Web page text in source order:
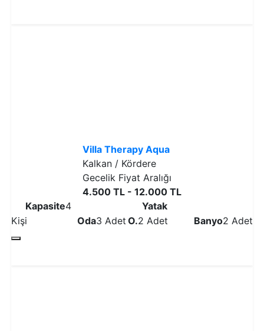
Villa Therapy Aqua
Kalkan / Kördere
Gecelik Fiyat Aralığı
4.500 TL - 12.000 TL
Kapasite4
Kişi
Oda3 Adet
Yatak
O.2 Adet Banyo2 Adet